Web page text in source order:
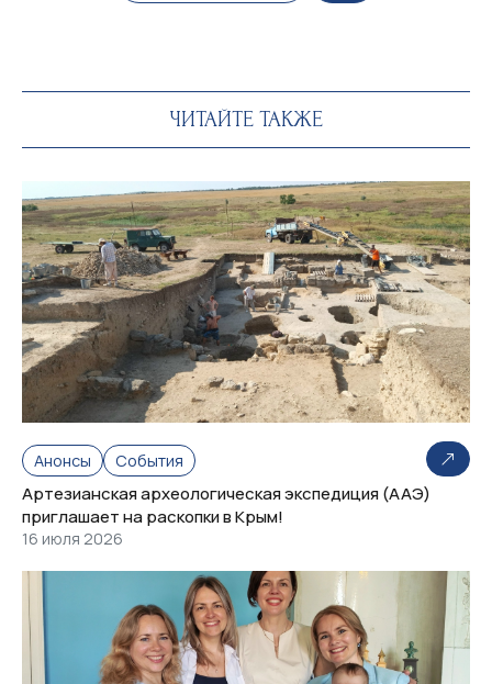
ЧИТАЙТЕ ТАКЖЕ
Анонсы События
Артезианская археологическая экспедиция (ААЭ)
приглашает на раскопки в Крым!
16 июля 2026